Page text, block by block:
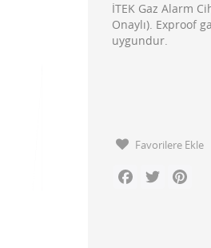
İTEK Gaz Alarm
Onaylı). Exproof
uygundur.
Favorilere Ekle
Facebook
Twitter